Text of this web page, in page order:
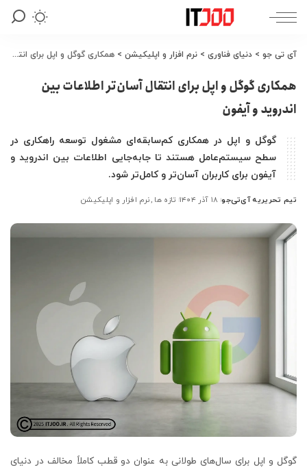
آی تی جو > دنیای فناوری > نرم افزار و اپلیکیشن > همکاری گوگل و اپل برای انتقال آسان‌تر اطلاعات بین اندروید و آیفون
همکاری گوگل و اپل برای انتقال آسان‌تر اطلاعات بین
اندروید و آیفون
گوگل و اپل در همکاری کم‌سابقه‌ای مشغول توسعه راهکاری در
سطح سیستم‌عامل هستند تا جابه‌جایی اطلاعات بین اندروید و
آیفون برای کاربران آسان‌تر و کامل‌تر شود.
ارسال
توسط
تیم تحریریه آی‌تی‌جو ۱۸ آذر ۱۴۰۴ تازه ها نرم افزار و اپلیکیشن
گوگل و اپل برای سال‌های طولانی به عنوان دو قطب کاملاً مخالف در دنیای